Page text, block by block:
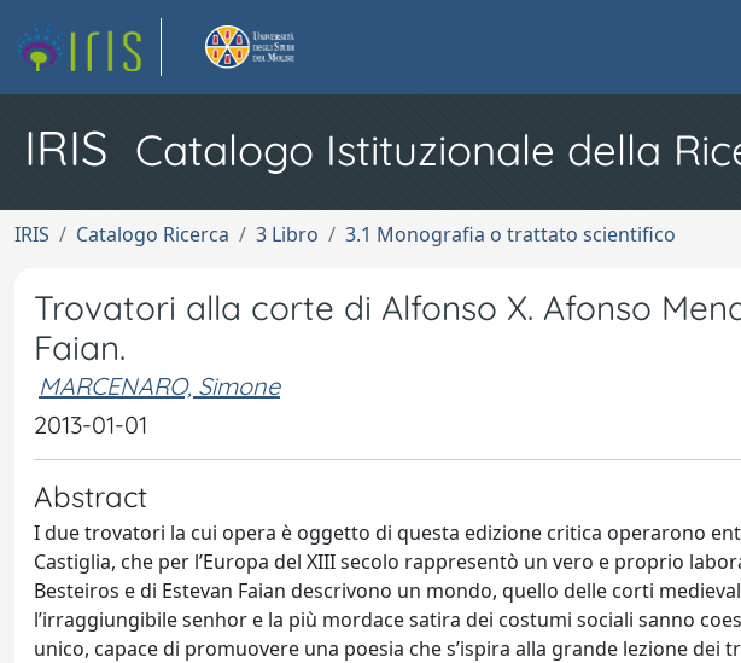
IRIS Catalogo Istituzionale della
IRIS Catalogo Ricerca 3 Libro 3.1 Monografia o trattato scientifico
Trovatori alla corte di Alfonso X. Afonso
Faian.
MARCENARO, Simone
2013-01-01
Abstract
I due trovatori la cui opera è oggetto di questa edizione critica operarono
Castiglia, che per l’Europa del XIII secolo rappresentò un vero e proprio
Besteiros e di Estevan Faian descrivono un mondo, quello delle corti
l’irraggiungibile senhor e la più mordace satira dei costumi sociali sanno
unico, capace di promuovere una poesia che s’ispira alla grande lezione dei